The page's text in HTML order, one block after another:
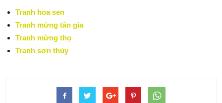
Tranh hoa sen
Tranh mừng tân gia
Tranh mừng thọ
Tranh sơn thủy